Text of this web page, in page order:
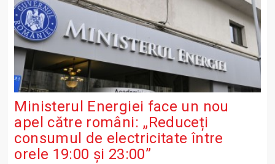
Ministerul Energiei face un nou
apel către români: „Reduceți
consumul de electricitate între
orele 19:00 și 23:00”